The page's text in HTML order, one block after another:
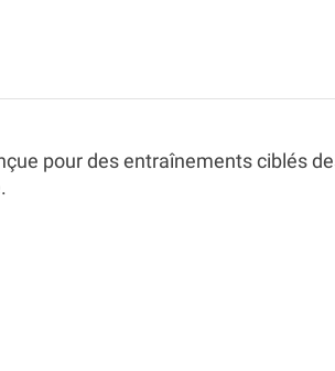
pour des entraînements ciblés